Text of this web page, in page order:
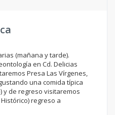
(mañana y tarde).
en Cd. Delicias
Presa Las Vírgenes,
una comida típica
y de regreso visitaremos
regreso a